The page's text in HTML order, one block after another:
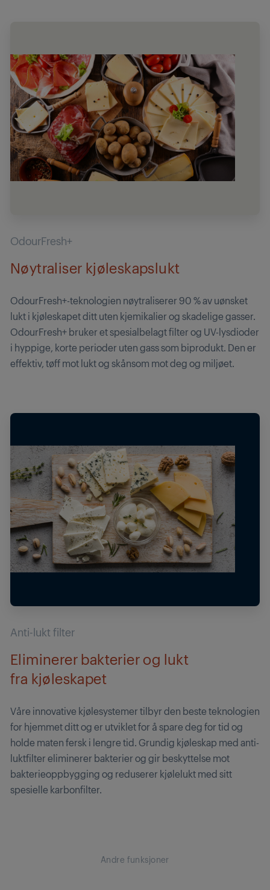
OdourFresh+
Nøytraliser kjøleskapslukt
OdourFresh+-teknologien nøytraliserer 90 % av uønsket
lukt i kjøleskapet ditt uten kjemikalier og skadelige gasser.
OdourFresh+ bruker et spesialbelagt filter og UV-lysdioder
i hyppige, korte perioder uten gass som biprodukt. Den er
effektiv, tøff mot lukt og skånsom mot deg og miljøet.
Anti-lukt filter
Eliminerer bakterier og lukt
fra kjøleskapet
Våre innovative kjølesystemer tilbyr den beste teknologien
for hjemmet ditt og er utviklet for å spare deg for tid og
holde maten fersk i lengre tid. Grundig kjøleskap med anti-
luktfilter eliminerer bakterier og gir beskyttelse mot
bakterieoppbygging og reduserer kjølelukt med sitt
spesielle karbonfilter.
Andre funksjoner